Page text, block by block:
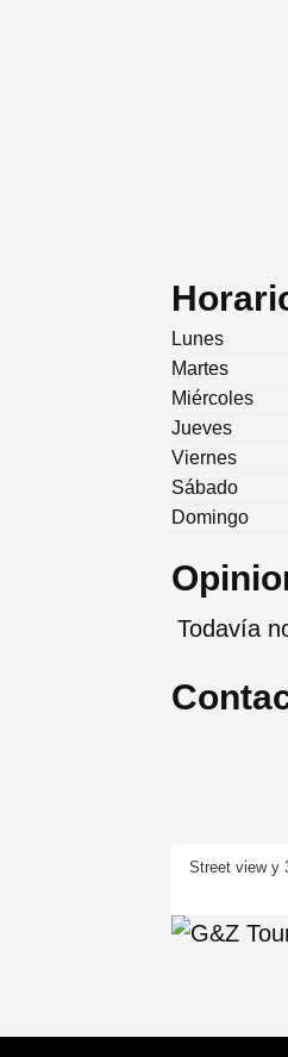
Lunes
Martes
Miércoles
Jueves
Viernes
Sábado
Domingo
Todavía
Street view y